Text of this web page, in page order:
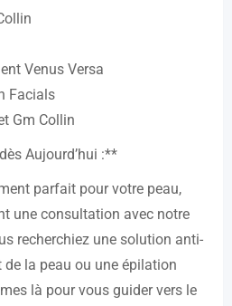
Venus Versa
Facials
Gm Collin
Aujourd’hui :**
parfait pour votre peau,
une consultation avec notre
recherchiez une solution anti-
de la peau ou une épilation
là pour vous guider vers le